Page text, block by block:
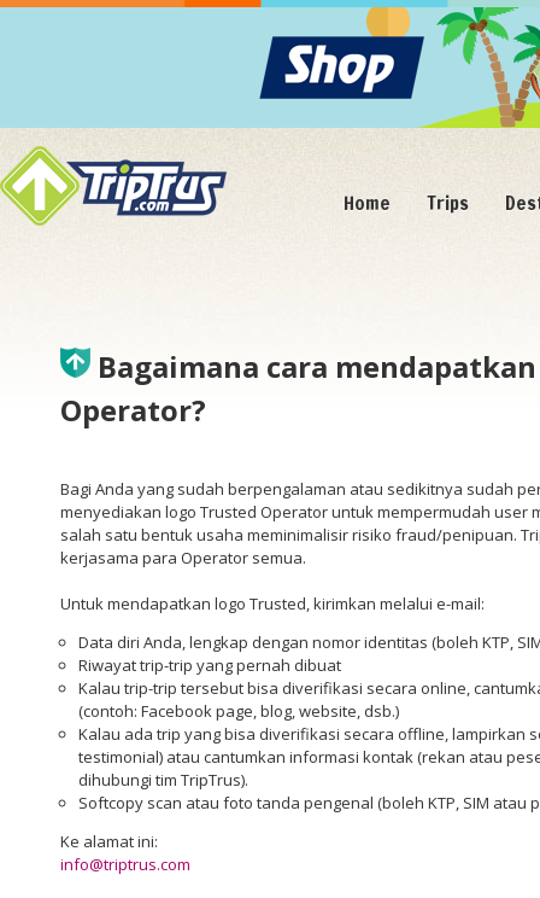
Home Trips
Bagaimana cara
Operator?
Bagi Anda yang sudah berpengalaman atau sedikitnya sudah
menyediakan logo Trusted Operator untuk mempermudah user
salah satu bentuk usaha meminimalisir risiko fraud/penipuan.
kerjasama para Operator semua.
Untuk mendapatkan logo Trusted, kirimkan melalui e-mail:
Data diri Anda, lengkap dengan nomor identitas (boleh KTP,
Riwayat trip-trip yang pernah dibuat
Kalau trip-trip tersebut bisa diverifikasi secara online,
(contoh: Facebook page, blog, website, dsb.)
Kalau ada trip yang bisa diverifikasi secara offline, lampirkan
testimonial) atau cantumkan informasi kontak (rekan atau
dihubungi tim TripTrus).
Softcopy scan atau foto tanda pengenal (boleh KTP, SIM atau
Ke alamat ini:
info@triptrus.com